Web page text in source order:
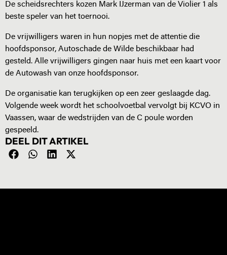
De scheidsrechters kozen Mark IJzerman van de Violier 1 als
beste speler van het toernooi.
De vrijwilligers waren in hun nopjes met de attentie die
hoofdsponsor, Autoschade de Wilde beschikbaar had
gesteld. Alle vrijwilligers gingen naar huis met een kaart voor
de Autowash van onze hoofdsponsor.
De organisatie kan terugkijken op een zeer geslaagde dag.
Volgende week wordt het schoolvoetbal vervolgt bij KCVO in
Vaassen, waar de wedstrijden van de C poule worden
gespeeld.
DEEL DIT ARTIKEL